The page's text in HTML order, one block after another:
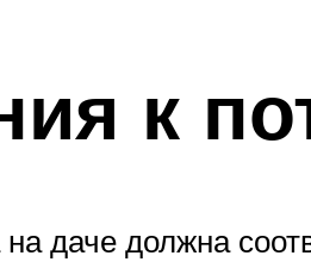
к
даче должна